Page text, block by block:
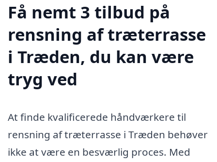
Få nemt 3 tilbud på
rensning af træterrasse
i Træden, du kan være
tryg ved
At finde kvalificerede håndværkere til
rensning af træterrasse i Træden behøver
ikke at være en besværlig proces. Med